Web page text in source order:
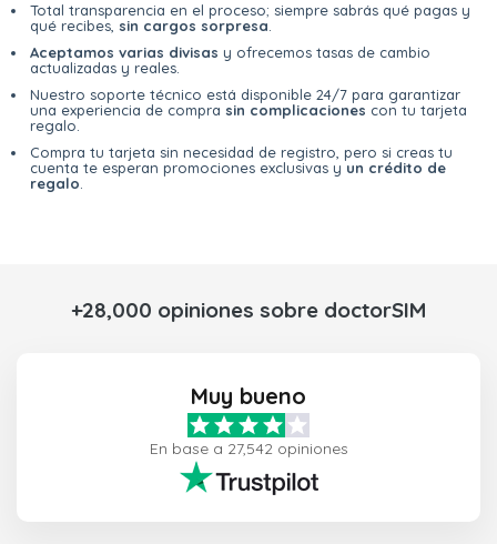
Total transparencia en el proceso; siempre sabrás qué pagas y
qué recibes, sin cargos sorpresa.
Aceptamos varias divisas y ofrecemos tasas de cambio
actualizadas y reales.
Nuestro soporte técnico está disponible 24/7 para garantizar
una experiencia de compra sin complicaciones con tu tarjeta
regalo.
Compra tu tarjeta sin necesidad de registro, pero si creas tu
cuenta te esperan promociones exclusivas y un crédito de
regalo.
+28,000 opiniones sobre doctorSIM
Muy bueno
En base a 27,542 opiniones